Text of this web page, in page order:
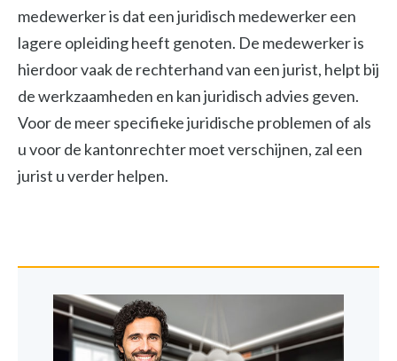
medewerker is dat een juridisch medewerker een
lagere opleiding heeft genoten. De medewerker is
hierdoor vaak de rechterhand van een jurist, helpt bij
de werkzaamheden en kan juridisch advies geven.
Voor de meer specifieke juridische problemen of als
u voor de kantonrechter moet verschijnen, zal een
jurist u verder helpen.